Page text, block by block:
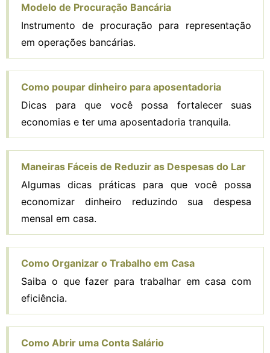
Modelo de Procuração Bancária
Instrumento de procuração para representação
em operações bancárias.
Como poupar dinheiro para aposentadoria
Dicas para que você possa fortalecer suas
economias e ter uma aposentadoria tranquila.
Maneiras Fáceis de Reduzir as Despesas do Lar
Algumas dicas práticas para que você possa
economizar dinheiro reduzindo sua despesa
mensal em casa.
Como Organizar o Trabalho em Casa
Saiba o que fazer para trabalhar em casa com
eficiência.
Como Abrir uma Conta Salário